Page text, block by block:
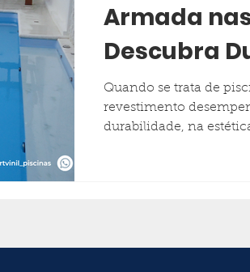
Armada
Descubra
Estilo em
Solução
Quando se trata de
revestimento
durabilidade, na